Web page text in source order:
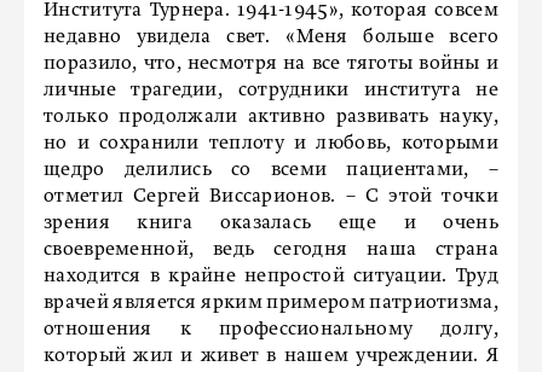
Института Турнера. 1941-1945», которая совсем
недавно увидела свет. «Меня больше всего
поразило, что, несмотря на все тяготы войны и
личные трагедии, сотрудники института не
только продолжали активно развивать науку,
но и сохранили теплоту и любовь, которыми
щедро делились со всеми пациентами, –
отметил Сергей Виссарионов. – С этой точки
зрения книга оказалась еще и очень
своевременной, ведь сегодня наша страна
находится в крайне непростой ситуации. Труд
врачей является ярким примером патриотизма,
отношения к профессиональному долгу,
который жил и живет в нашем учреждении. Я